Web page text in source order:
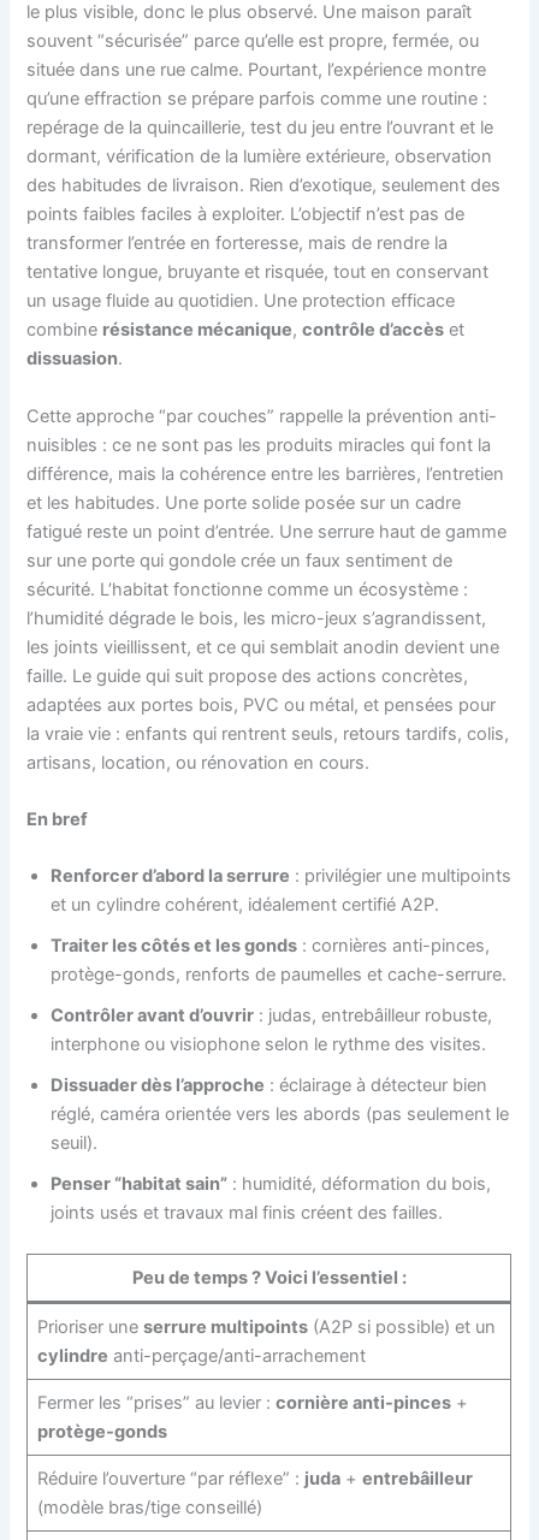
le plus visible, donc le plus observé. Une maison paraît
souvent “sécurisée” parce qu’elle est propre, fermée, ou
située dans une rue calme. Pourtant, l’expérience montre
qu’une effraction se prépare parfois comme une routine :
repérage de la quincaillerie, test du jeu entre l’ouvrant et le
dormant, vérification de la lumière extérieure, observation
des habitudes de livraison. Rien d’exotique, seulement des
points faibles faciles à exploiter. L’objectif n’est pas de
transformer l’entrée en forteresse, mais de rendre la
tentative longue, bruyante et risquée, tout en conservant
un usage fluide au quotidien. Une protection efficace
combine résistance mécanique,contrôle d’accès et
dissuasion.
Cette approche “par couches” rappelle la prévention anti-
nuisibles : ce ne sont pas les produits miracles qui font la
différence, mais la cohérence entre les barrières, l’entretien
et les habitudes. Une porte solide posée sur un cadre
fatigué reste un point d’entrée. Une serrure haut de gamme
sur une porte qui gondole crée un faux sentiment de
sécurité. L’habitat fonctionne comme un écosystème :
l’humidité dégrade le bois, les micro-jeux s’agrandissent,
les joints vieillissent, et ce qui semblait anodin devient une
faille. Le guide qui suit propose des actions concrètes,
adaptées aux portes bois, PVC ou métal, et pensées pour
la vraie vie : enfants qui rentrent seuls, retours tardifs, colis,
artisans, location, ou rénovation en cours.
En bref
Renforcer d’abord la serrure : privilégier une multipoints
et un cylindre cohérent, idéalement certifié A2P.
Traiter les côtés et les gonds : cornières anti-pinces,
protège-gonds, renforts de paumelles et cache-serrure.
Contrôler avant d’ouvrir : judas, entrebâilleur robuste,
interphone ou visiophone selon le rythme des visites.
Dissuader dès l’approche : éclairage à détecteur bien
réglé, caméra orientée vers les abords (pas seulement le
seuil).
Penser “habitat sain” : humidité, déformation du bois,
joints usés et travaux mal finis créent des failles.
Peu de temps ? Voici l’essentiel :
Prioriser une serrure multipoints(A2P si possible) et un
cylindre anti-perçage/anti-arrachement
Fermer les “prises” au levier : cornière anti-pinces+
protège-gonds
Réduire l’ouverture “par réflexe” : juda+ entrebâilleur
(modèle bras/tige conseillé)